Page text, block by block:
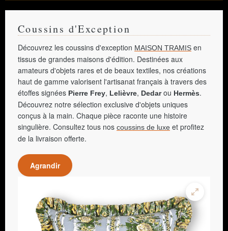
Coussins d'Exception
Découvrez les coussins d'exception MAISON TRAMIS en
tissus de grandes maisons d'édition. Destinées aux
amateurs d'objets rares et de beaux textiles, nos créations
haut de gamme valorisent l'artisanat français à travers des
étoffes signées Pierre Frey, Lelièvre, Dedarou Hermès.
Découvrez notre sélection exclusive d'objets uniques
conçus à la main. Chaque pièce raconte une histoire
singulière. Consultez tous nos coussins de luxe et profitez
de la livraison offerte.
Agrandir